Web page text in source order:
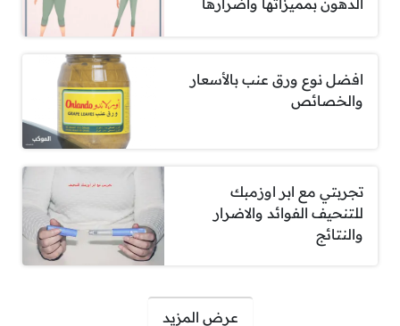
الدهون بمميزاتها وأضرارها
افضل نوع ورق عنب بالأسعار
والخصائص
تجربتي مع ابر اوزمبك
للتنحيف الفوائد والاضرار
والنتائج
عرض المزيد